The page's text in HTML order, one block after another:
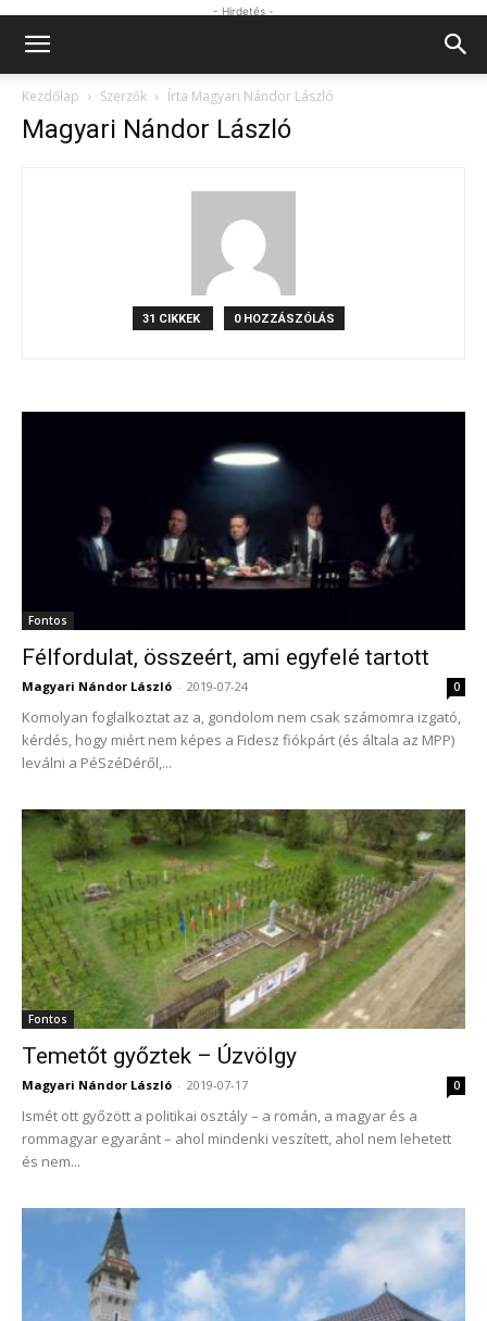
- Hirdetés -
Kezdőlap Szerzők Írta Magyari Nándor László
Magyari Nándor László
31 CIKKEK 0 HOZZÁSZÓLÁS
Fontos
Félfordulat, összeért, ami egyfelé tartott
Magyari Nándor László - 2019-07-24 0
Komolyan foglalkoztat az a, gondolom nem csak számomra izgató,
kérdés, hogy miért nem képes a Fidesz fiókpárt (és általa az MPP)
leválni a PéSzéDéről,...
Fontos
Temetőt győztek – Úzvölgy
Magyari Nándor László - 2019-07-17 0
Ismét ott győzött a politikai osztály – a román, a magyar és a
rommagyar egyaránt – ahol mindenki veszített, ahol nem lehetett
és nem...